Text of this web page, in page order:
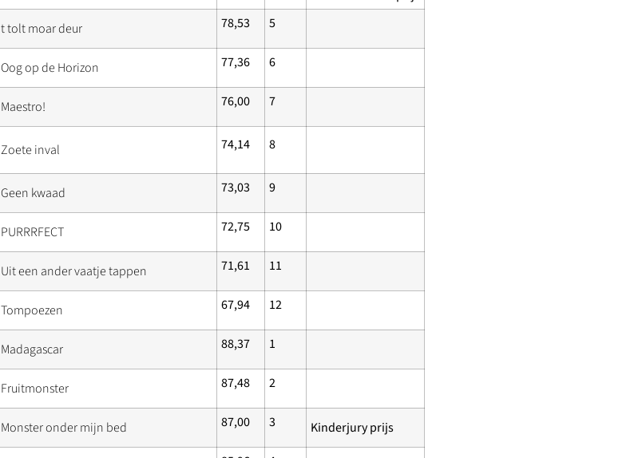
t tolt moar deur 78,53 5
Oog op de Horizon 77,36 6
Maestro! 76,00 7
Zoete inval 74,14 8
Geen kwaad 73,03 9
PURRRFECT 72,75 10
Uit een ander vaatje tappen 71,61 11
Tompoezen 67,94 12
Madagascar 88,37 1
Fruitmonster 87,48 2
Monster onder mijn bed 87,00 3
Kinderjury prijs